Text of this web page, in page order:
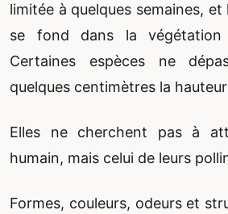
limitée à quelques semaines,
se fond dans la végétation
Certaines espèces ne
quelques centimètres la hauteur
Elles ne cherchent pas à
humain, mais celui de leurs
Formes, couleurs, odeurs et